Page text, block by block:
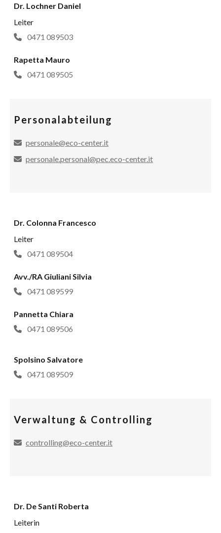
Dr. Lochner Daniel
Leiter
0471 089503
Rapetta Mauro
0471 089505
Personalabteilung
personale@eco-center.it
personale.personal@pec.eco-center.it
Dr. Colonna Francesco
Leiter
0471 089504
Avv./RA Giuliani Silvia
0471 089599
Pannetta Chiara
0471 089506
Spolsino Salvatore
0471 089509
Verwaltung & Controlling
controlling@eco-center.it
Dr. De Santi Roberta
Leiterin